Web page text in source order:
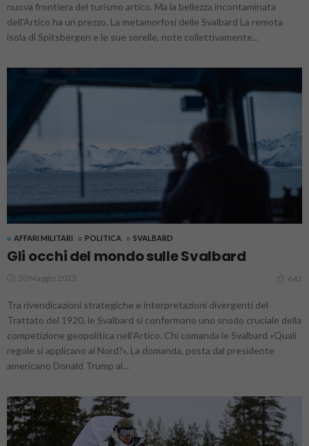
nuova frontiera del turismo artico. Ma la bellezza incontaminata
dell'Artico ha un prezzo. La metamorfosi delle Svalbard La remota
isola di Spitsbergen e le sue sorelle, note collettivamente...
AFFARI MILITARI POLITICA SVALBARD
Gli occhi del mondo sulle Svalbard
30 Maggio 2025 642
Tra rivendicazioni strategiche e interpretazioni divergenti del
Trattato del 1920, le Svalbard si confermano uno snodo cruciale della
competizione geopolitica nell’Artico. Chi comanda le Svalbard «Quali
regole si applicano al Nord?». La domanda, posta dal presidente
americano Donald Trump al...